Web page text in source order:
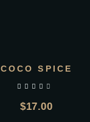
COCO SPICE
$17.00